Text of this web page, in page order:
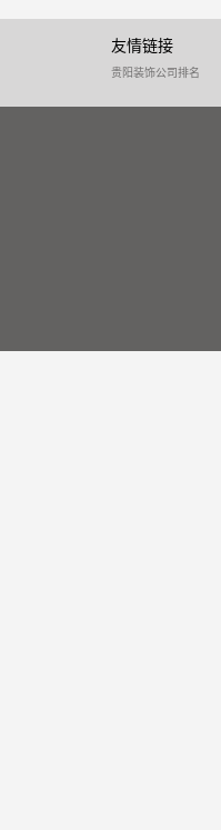
友情链接
贵阳装饰公司排名